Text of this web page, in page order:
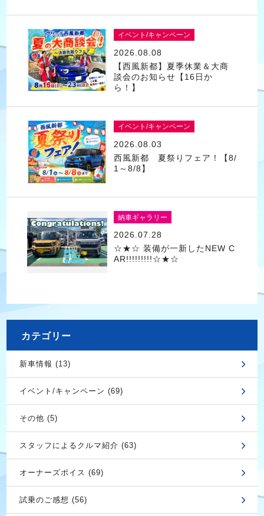
イベント/キャンペーン
2026.08.08
【西風新都】夏季休業＆大商
談会のお知らせ【16日か
ら！】
イベント/キャンペーン
2026.08.03
西風新都 夏祭りフェア！【8/
1～8/8】
納車ギャラリー
2026.07.28
☆★☆ 装備が一新したNEW C
AR!!!!!!!!!☆★☆
カテゴリー
新車情報 (13)
イベント/キャンペーン (69)
その他 (5)
スタッフによるクルマ紹介 (63)
オーナーズボイス (69)
試乗のご感想 (56)